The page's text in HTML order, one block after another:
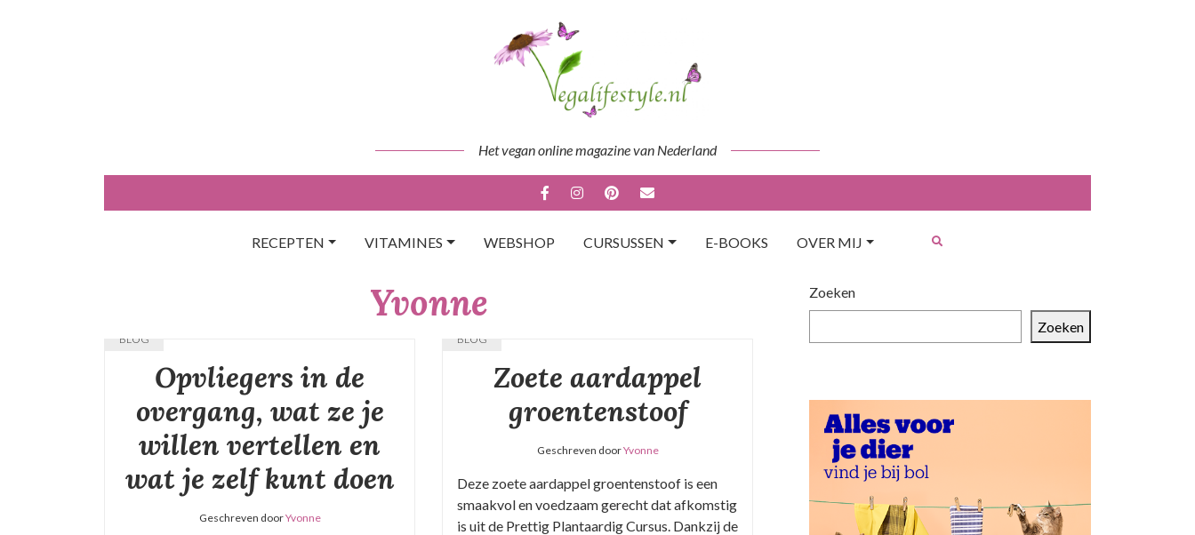
Het vegan online magazine van Nederland
RECEPTEN VITAMINES WEBSHOP CURSUSSEN E-BOOKS OVER MIJ
Yvonne
BLOG
Opvliegers in de
overgang, wat ze je
willen vertellen en
wat je zelf kunt doen
Geschreven doorYvonne
BLOG
Zoete aardappel
groentenstoof
Geschreven doorYvonne
Deze zoete aardappel groentenstoof is een
smaakvol en voedzaam gerecht dat afkomstig
is uit de Prettig Plantaardig Cursus. Dankzij de
Zoeken
Zoeken